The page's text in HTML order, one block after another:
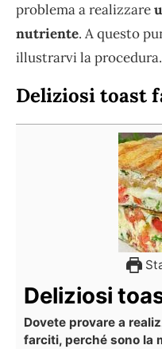
problema a realizzare
nutriente. A questo
illustrarvi la procedura.
Deliziosi toast
Deliziosi
Dovete provare a
farciti, perché sono la